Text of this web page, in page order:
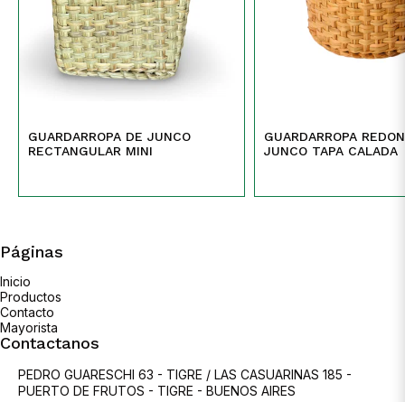
GUARDARROPA DE JUNCO
RECTANGULAR MINI
GUARDARROPA
JUNCO TAPA CALADA
Páginas
Inicio
Productos
Contacto
Mayorista
Contactanos
PEDRO GUARESCHI 63 - TIGRE / LAS CASUARINAS 185 -
PUERTO DE FRUTOS - TIGRE - BUENOS AIRES